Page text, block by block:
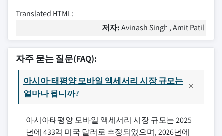
Translated HTML:
저자:Avinash Singh , Amit Patil
자주 묻는 질문(FAQ):
아시아·태평양 모바일 액세서리 시장 규모는
얼마나 됩니까?
아시아태평양 모바일 액세서리 시장 규모는 2025
년에 433억 미국 달러로 추정되었으며, 2026년에